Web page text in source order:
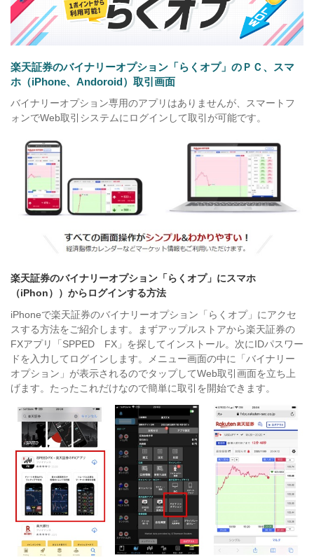
楽天証券のバイナリーオプション「らくオプ」のＰＣ、スマ
ホ（iPhone、Andoroid）取引画面
バイナリーオプション専用のアプリはありませんが、スマートフ
ォンでWeb取引システムにログインして取引が可能です。
楽天証券のバイナリーオプション「らくオプ」にスマホ
（iPhon））からログインする方法
iPhoneで楽天証券のバイナリーオプション「らくオプ」にアクセ
スする方法をご紹介します。まずアップルストアから楽天証券の
FXアプリ「SPPED FX」を探してインストール。次にIDパスワー
ドを入力してログインします。メニュー画面の中に「バイナリー
オプション」が表示されるのでタップしてWeb取引画面を立ち上
げます。たったこれだけなので簡単に取引を開始できます。